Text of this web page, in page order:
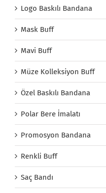
Logo Baskılı Bandana
Mask Buff
Mavi Buff
Müze Kolleksiyon Buff
Özel Baskılı Bandana
Polar Bere İmalatı
Promosyon Bandana
Renkli Buff
Saç Bandı